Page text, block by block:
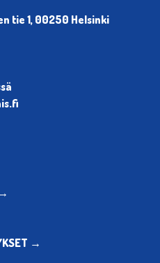
tie 1, 00250 Helsinki
→